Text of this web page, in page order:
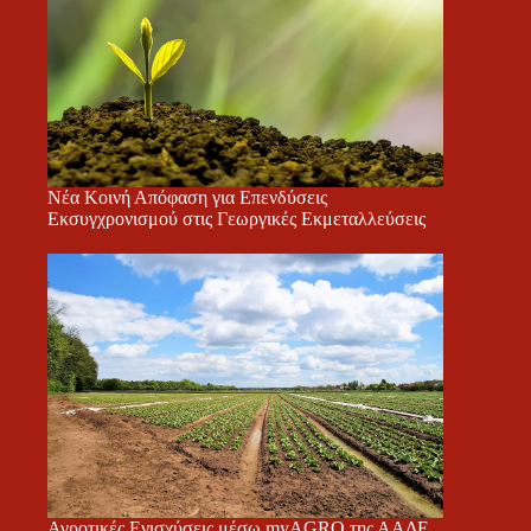
Νέα Κοινή Απόφαση για Επενδύσεις
Εκσυγχρονισμού στις Γεωργικές Εκμεταλλεύσεις